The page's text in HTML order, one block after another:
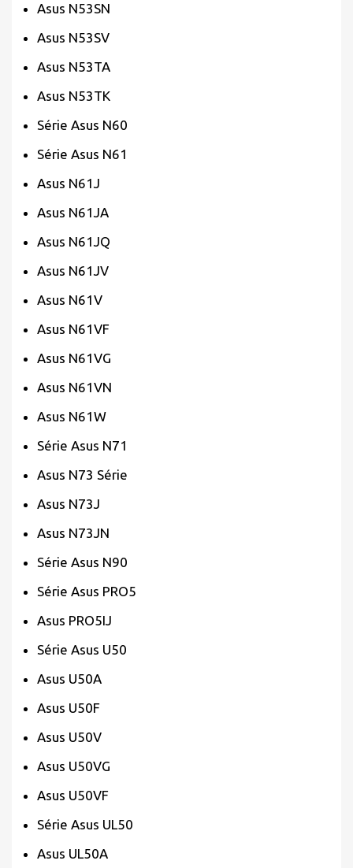
Asus N53SN
Asus N53SV
Asus N53TA
Asus N53TK
Série Asus N60
Série Asus N61
Asus N61J
Asus N61JA
Asus N61JQ
Asus N61JV
Asus N61V
Asus N61VF
Asus N61VG
Asus N61VN
Asus N61W
Série Asus N71
Asus N73 Série
Asus N73J
Asus N73JN
Série Asus N90
Série Asus PRO5
Asus PRO5IJ
Série Asus U50
Asus U50A
Asus U50F
Asus U50V
Asus U50VG
Asus U50VF
Série Asus UL50
Asus UL50A